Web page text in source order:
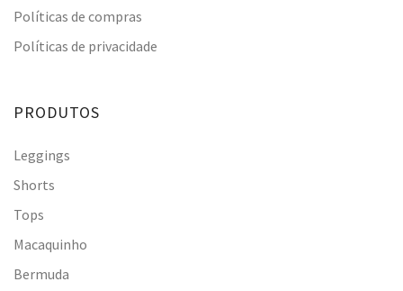
Políticas de compras
Políticas de privacidade
PRODUTOS
Leggings
Shorts
Tops
Macaquinho
Bermuda